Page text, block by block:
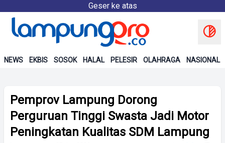
Geser ke atas
NEWS EKBIS SOSOK HALAL PELESIR OLAHRAGA NASIONAL
Pemprov Lampung Dorong
Perguruan Tinggi Swasta Jadi Motor
Peningkatan Kualitas SDM Lampung